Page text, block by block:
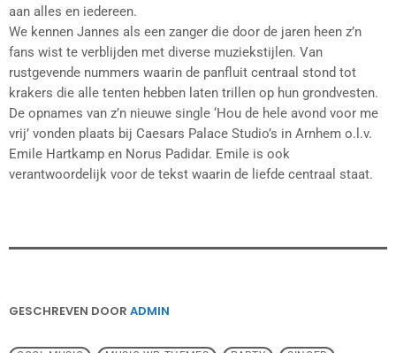
aan alles en iedereen.
We kennen Jannes als een zanger die door de jaren heen z’n
fans wist te verblijden met diverse muziekstijlen. Van
rustgevende nummers waarin de panfluit centraal stond tot
krakers die alle tenten hebben laten trillen op hun grondvesten.
De opnames van z’n nieuwe single ‘Hou de hele avond voor me
vrij’ vonden plaats bij Caesars Palace Studio’s in Arnhem o.l.v.
Emile Hartkamp en Norus Padidar. Emile is ook
verantwoordelijk voor de tekst waarin de liefde centraal staat.
GESCHREVEN DOOR ADMIN